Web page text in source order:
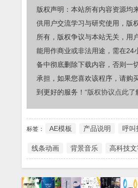
版权声明：本站所有内容资源均
供用户交流学习与研究使用，版
所有，版权争议与本站无关，用
能用作商业或非法用途，需在24
备中彻底删除下载内容，否则一
承担，如果您喜欢该程序，请购
到更好的服务！ “版权协议点此了
标签： AE模板 产品说明 呼叫
线条动画 背景音乐 高科技